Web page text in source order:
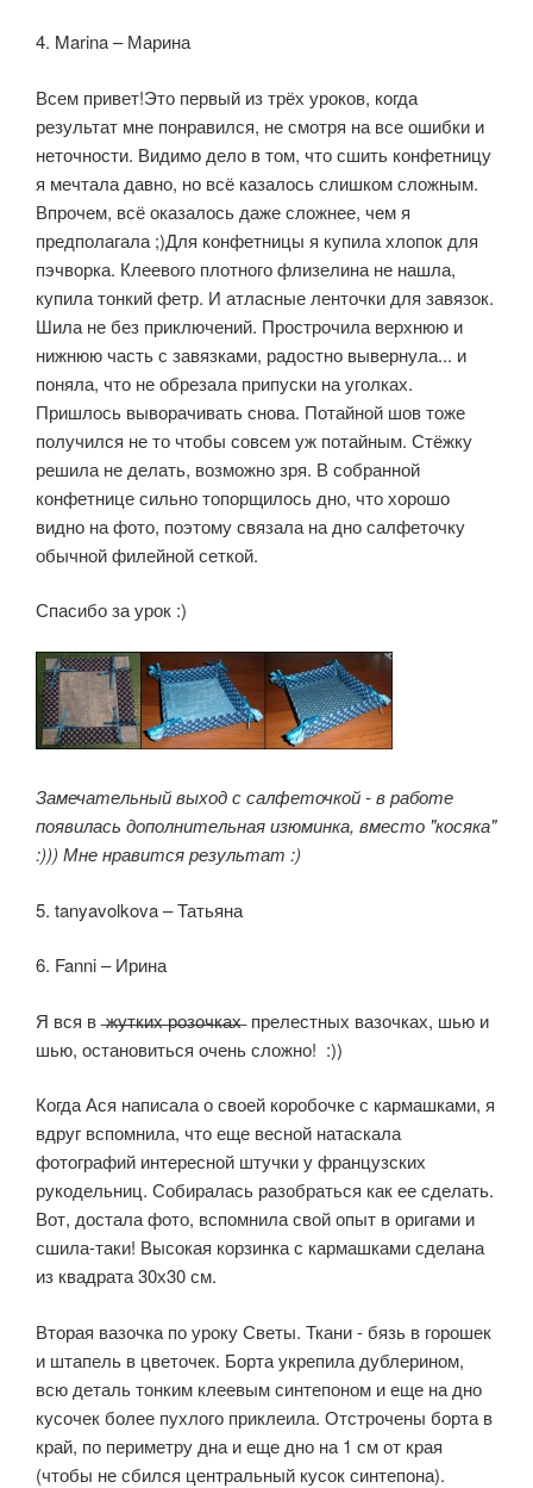
4. Marina – Марина
Всем привет!Это первый из трёх уроков, когда
результат мне понравился, не смотря на все ошибки и
неточности. Видимо дело в том, что сшить конфетницу
я мечтала давно, но всё казалось слишком сложным.
Впрочем, всё оказалось даже сложнее, чем я
предполагала ;)Для конфетницы я купила хлопок для
пэчворка. Клеевого плотного флизелина не нашла,
купила тонкий фетр. И атласные ленточки для завязок.
Шила не без приключений. Прострочила верхнюю и
нижнюю часть с завязками, радостно вывернула... и
поняла, что не обрезала припуски на уголках.
Пришлось выворачивать снова. Потайной шов тоже
получился не то чтобы совсем уж потайным. Стёжку
решила не делать, возможно зря. В собранной
конфетнице сильно топорщилось дно, что хорошо
видно на фото, поэтому связала на дно салфеточку
обычной филейной сеткой.
Спасибо за урок :)
Замечательный выход с салфеточкой - в работе
появилась дополнительная изюминка, вместо "косяка"
:))) Мне нравится результат :)
5. tanyavolkova – Татьяна
6. Fanni – Ирина
Я вся в ̶ж̶у̶т̶к̶и̶х̶ ̶р̶о̶з̶о̶ч̶к̶а̶х̶ прелестных вазочках, шью и
шью, остановиться очень сложно! :))
Когда Ася написала о своей коробочке с кармашками, я
вдруг вспомнила, что еще весной натаскала
фотографий интересной штучки у французских
рукодельниц. Собиралась разобраться как ее сделать.
Вот, достала фото, вспомнила свой опыт в оригами и
сшила-таки! Высокая корзинка с кармашками сделана
из квадрата 30х30 см.
Вторая вазочка по уроку Светы. Ткани - бязь в горошек
и штапель в цветочек. Борта укрепила дублерином,
всю деталь тонким клеевым синтепоном и еще на дно
кусочек более пухлого приклеила. Отстрочены борта в
край, по периметру дна и еще дно на 1 см от края
(чтобы не сбился центральный кусок синтепона).